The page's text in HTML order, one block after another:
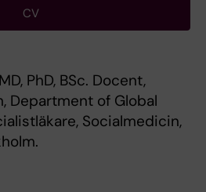
CV
PhD, BSc. Docent,
Department of Global
Socialmedicin,